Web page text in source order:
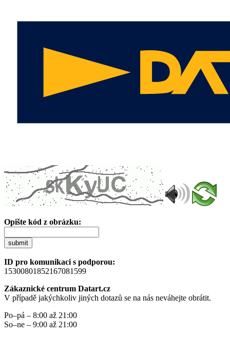
Opište kód z obrázku:
submit
ID pro komunikaci s podporou:
15300801852167081599
Zákaznické centrum Datart.cz
V případě jakýchkoliv jiných dotazů se na nás neváhejte obrátit.
Po–pá – 8:00 až 21:00
So–ne – 9:00 až 21:00